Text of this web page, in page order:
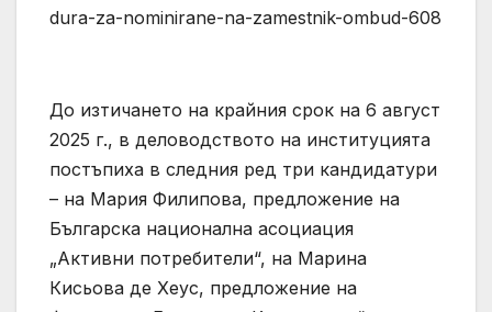
dura-za-nominirane-na-zamestnik-ombud-608
До изтичането на крайния срок на 6 август
2025 г., в деловодството на институцията
постъпиха в следния ред три кандидатури
– на Мария Филипова, предложение на
Българска национална асоциация
„Активни потребители“, на Марина
Кисьова де Хеус, предложение на